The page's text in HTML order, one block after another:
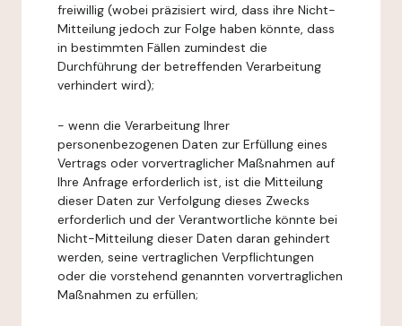
freiwillig (wobei präzisiert wird, dass ihre Nicht-
Mitteilung jedoch zur Folge haben könnte, dass
in bestimmten Fällen zumindest die
Durchführung der betreffenden Verarbeitung
verhindert wird);
- wenn die Verarbeitung Ihrer
personenbezogenen Daten zur Erfüllung eines
Vertrags oder vorvertraglicher Maßnahmen auf
Ihre Anfrage erforderlich ist, ist die Mitteilung
dieser Daten zur Verfolgung dieses Zwecks
erforderlich und der Verantwortliche könnte bei
Nicht-Mitteilung dieser Daten daran gehindert
werden, seine vertraglichen Verpflichtungen
oder die vorstehend genannten vorvertraglichen
Maßnahmen zu erfüllen;